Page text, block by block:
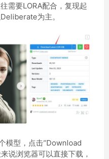
需要LORA配合，复现起
为主。
模型，点击“Download
说浏览器可以直接下载，